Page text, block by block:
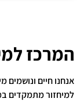
המרכז
אנחנו חיים ונושמים
למיחזור מתמקדים